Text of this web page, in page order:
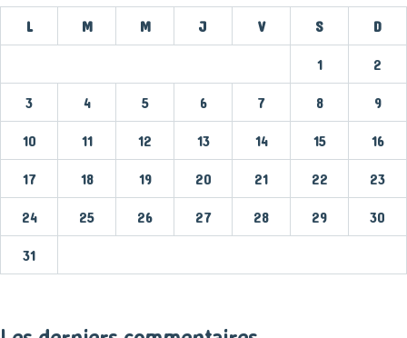
L M M J V S D
1 2
3 4 5 6 7 8 9
10 11 12 13 14 15 16
17 18 19 20 21 22 23
24 25 26 27 28 29 30
31